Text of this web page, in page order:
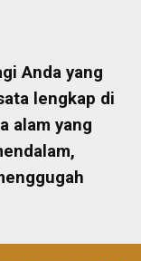
Anda yang
lengkap di
alam yang